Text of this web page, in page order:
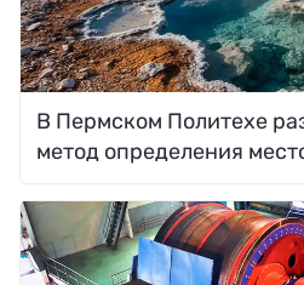
В Пермском Политехе
метод определения